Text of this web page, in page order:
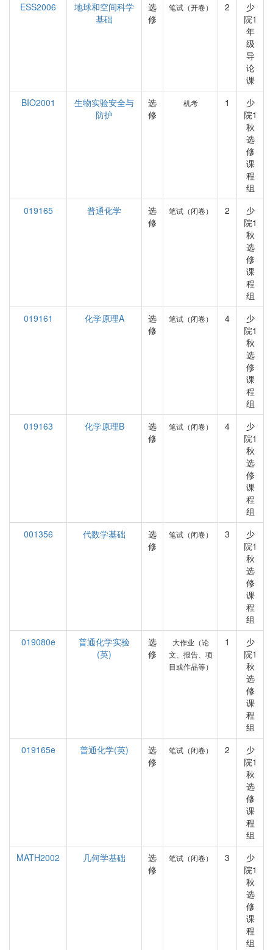
ESS2006
地球和空间科学
基础
选
修
笔试（开卷） 2
少
院1
年
级
导
论
课
BIO2001
生物实验安全与
防护
选
修
机考 1
少
院1
秋
选
修
课
程
组
019165
普通化学
选
修
笔试（闭卷） 2
少
院1
秋
选
修
课
程
组
019161
化学原理A
选
修
笔试（闭卷） 4
少
院1
秋
选
修
课
程
组
019163
化学原理B
选
修
笔试（闭卷） 4
少
院1
秋
选
修
课
程
组
001356
代数学基础
选
修
笔试（闭卷） 3
少
院1
秋
选
修
课
程
组
019080e
普通化学实验
(英)
选
修
大作业（论
文、报告、项
目或作品等）
1
少
院1
秋
选
修
课
程
组
019165e
普通化学(英)
选
修
笔试（闭卷） 2
少
院1
秋
选
修
课
程
组
MATH2002
几何学基础
选
修
笔试（闭卷） 3
少
院1
秋
选
修
课
程
组